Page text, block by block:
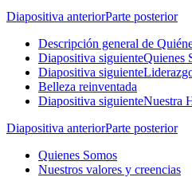
Diapositiva anteriorParte posterior
Descripción general de
Diapositiva siguienteQuienes
Diapositiva siguiente
Belleza reinventada
Diapositiva siguienteNuestra
Diapositiva anteriorParte posterior
Quienes Somos
Nuestros valores y creencias